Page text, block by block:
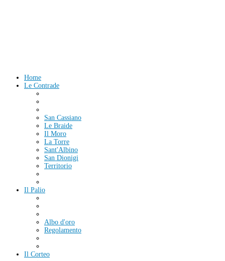
Home
Le Contrade
San Cassiano
Le Braide
Il Moro
La Torre
Sant'Albino
San Dionigi
Territorio
Il Palio
Albo d'oro
Regolamento
Il Corteo